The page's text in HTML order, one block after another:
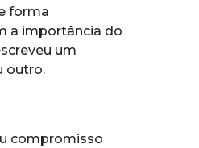
forma
a importância do
um
outro.
compromisso